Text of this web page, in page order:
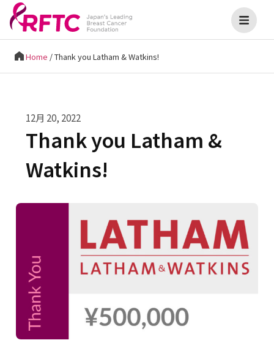
Home /Thank you Latham & Watkins!
12月 20, 2022
Thank you Latham &
Watkins!